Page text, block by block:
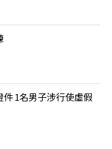
1名男子涉行使虛假